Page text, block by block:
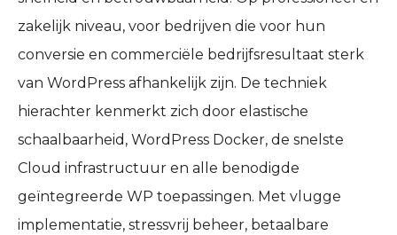
zakelijk niveau, voor bedrijven die voor hun
conversie en commerciële bedrijfsresultaat sterk
van WordPress afhankelijk zijn. De techniek
hierachter kenmerkt zich door elastische
schaalbaarheid, WordPress Docker, de snelste
Cloud infrastructuur en alle benodigde
geïntegreerde WP toepassingen. Met vlugge
implementatie, stressvrij beheer, betaalbare